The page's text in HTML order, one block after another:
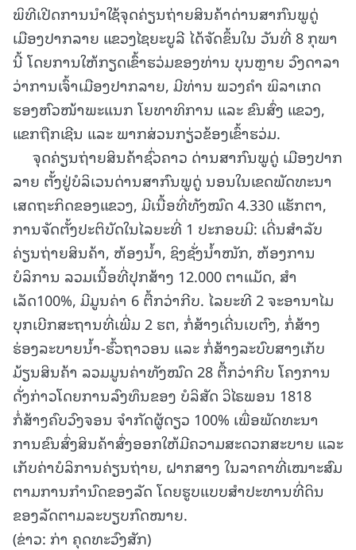
ພິທີເປີດການນຳໃຊ້ຈຸດຄ່ຽນຖ່າຍສິນຄ້າດ່ານສາກົນພູດູ່
ເມືອງປາກລາຍ ແຂວງໄຊຍະບູລີ ໄດ້ຈັດຂຶ້ນໃນ ວັນທີ່ 8 ກຸພາ
ນີ້ ໂດຍການໃຫ້ກຽດເຂົ້າຮວ່ມຂອງທ່ານ ບຸນຫຼາຍ ວົງດາລາ
ວ່າການເຈົ້າເມືອງປາກລາຍ, ມີທ່ານ ພວງຄຳ ພິລາເກດ
ຮອງຫົວໜ້າພະແນກ ໂຍທາທິການ ແລະ ຂົນສົ່ງ ແຂວງ,
ແຂກຖືກເຊີນ ແລະ ພາກສ່ວນກຽ່ວຂ້ອງເຂົ້າຮວ່ມ.
ຈຸດຄ່ຽນຖ່າຍສິນຄ້າຊົ່ວຄາວ ດ່ານສາກົນພູດູ່ ເມືອງປາກ
ລາຍ ຕັ້ງຢູ່ບໍລິເວນດ່ານສາກົນພູດູ່ ນອນໃນເຂດພັດທະນາ
ເສດຖະກິດຂອງແຂວງ, ມີເນື້ອທີ່ທັງໝົດ 4.330 ແຮັກຕາ,
ການຈັດຕັ້ງປະຕິບັດໃນໄລຍະທີ່ 1 ປະກອບມີ: ເດີ່ນສຳລັບ
ຄ່ຽນຖ່າຍສິນຄ້າ, ຫ້ອງນໍ້າ, ຊິງຊັ່ງນໍ້າໜັກ, ຫ້ອງການ
ບໍລິການ ລວມເນື້ອທີ່ປຸກສ້າງ 12.000 ຕາແມັດ, ສໍາ
ເລັດ100%, ມີມູນຄ່າ 6 ຕື້ກວ່າກີບ. ໄລຍະທີ 2 ຈະອານາໄມ
ບຸກເບີກສະຖານທີ່ເພີ່ມ 2 ຮຕ, ກໍ່ສ້າງເດີ່ນເບຕົງ, ກໍ່ສ້າງ
ຮ່ອງລະບາຍນໍ້າ-ຮົ້ວຖາວອນ ແລະ ກໍ່ສ້າງລະບົບສາງເກັບ
ມ້ຽນສິນຄ້າ ລວມມູນຄ່າທັງໝົດ 28 ຕື້ກວ່າກີບ ໂຄງການ
ດັ່ງກ່າວໂດຍການລົງທຶນຂອງ ບໍລິສັດ ວິໄຣພອນ 1818
ກໍ່ສ້າງຄົບວົງຈອນ ຈໍາກັດຜູ້ດຽວ 100% ເພື່ອພັດທະນາ
ການຂົນສົ່ງສິນຄ້າສົ່ງອອກໃຫ້ມີຄວາມສະດວກສະບາຍ ແລະ
ເກັບຄ່າບໍລິການຄ່ຽນຖ່າຍ, ຝາກສາງ ໃນລາຄາທີ່ເໝາະສົມ
ຕາມການກໍານົດຂອງລັດ ໂດຍຮູບແບບສໍາປະທານທີ່ດິນ
ຂອງລັດຕາມລະບຽບກົດໝາຍ.
(ຂ່າວ: ກ່າ ຄຸດທະວົງສັກ)